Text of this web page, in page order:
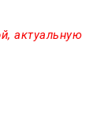
актуальную